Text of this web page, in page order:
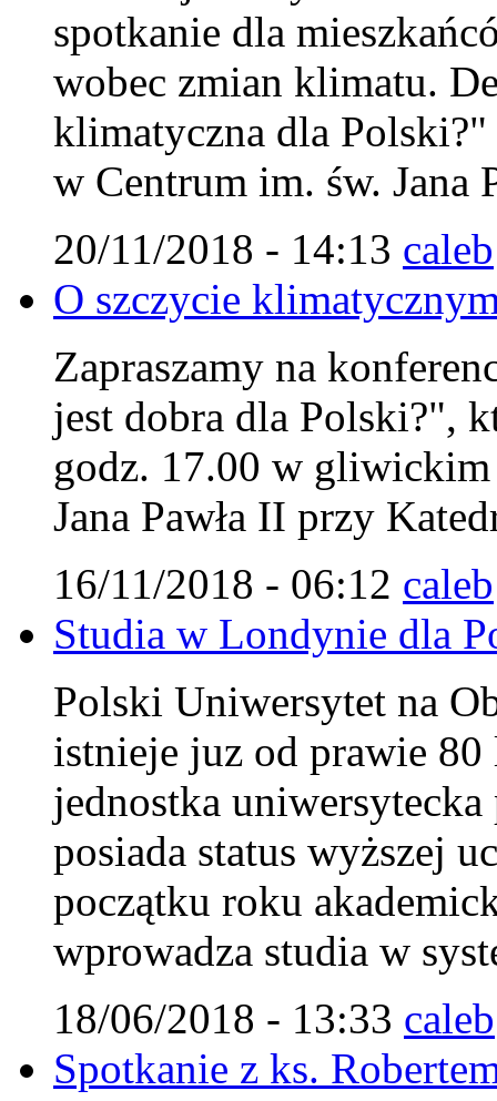
spotkanie dla
wobec zmian klimatu.
klimatyczna dla
w Centrum im. św. Jana
20/11/2018 - 14:13 caleb
O szczycie
Zapraszamy na
jest dobra dla Polski?",
godz. 17.00 w
Jana Pawła II przy
16/11/2018 - 06:12 caleb
Studia w Londynie dla
Polski Uniwersytet na
istnieje juz od prawie 80
jednostka
posiada status wyższej
początku roku
wprowadza studia w
18/06/2018 - 13:33 caleb
Spotkanie z ks.